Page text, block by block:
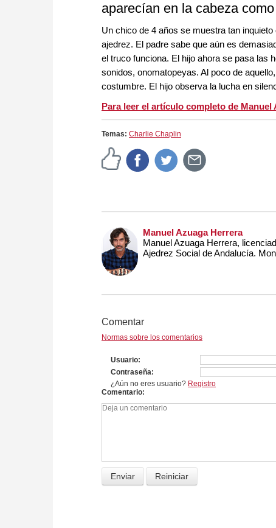
aparecían en la cabeza
Un chico de 4 años se muestra tan
ajedrez. El padre sabe que aún es
el truco funciona. El hijo ahora se pasa las
sonidos, onomatopeyas. Al poco de
costumbre. El hijo observa la lucha en
Para leer el artículo completo de
Temas: Charlie Chaplin
Manuel Azuaga Herrera
Manuel Azuaga Herrera,
Ajedrez Social de Andalucía.
Comentar
Normas sobre los comentarios
Usuario
Contraseña
¿Aún no eres usuario? Registro
Comentario